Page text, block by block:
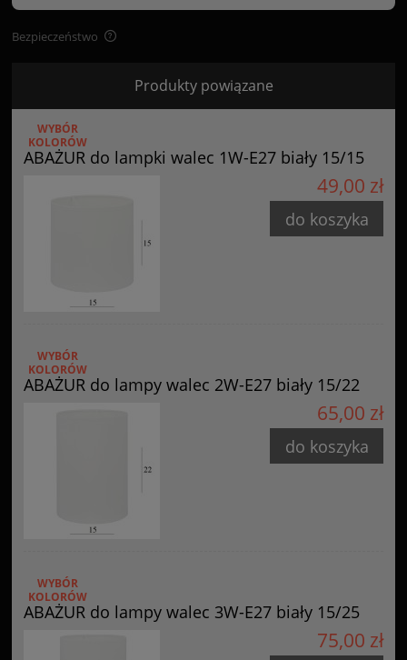
Bezpieczeństwo
Certyfikaty i ostrzeżenie bezpieczeństwa
Posiada oznaczenie CE (zgodność z normami UE).
42-224 Częstochowa, Polska
Produkty powiązane
ABAŻUR do lampki walec 1W-E27 biały 15/15
WYBÓR
KOLORÓW
49,00 zł
do koszyka
ABAŻUR do lampy walec 2W-E27 biały 15/22
WYBÓR
KOLORÓW
65,00 zł
do koszyka
ABAŻUR do lampy walec 3W-E27 biały 15/25
WYBÓR
KOLORÓW
75,00 zł